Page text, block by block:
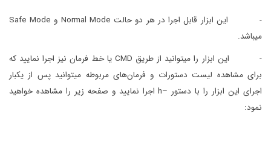
- این ابزار قابل اجرا در هر دو حالت Normal Mode و Safe Mode
میباشد.
- این ابزار را میتوانید از طریق CMD یا خط فرمان نیز اجرا نمایید که
برای مشاهده لیست دستورات و فرمان‌های مربوطه میتوانید پس از یکبار
اجرای این ابزار را با دستور –h اجرا نمایید و صفحه زیر را مشاهده خواهید
نمود: